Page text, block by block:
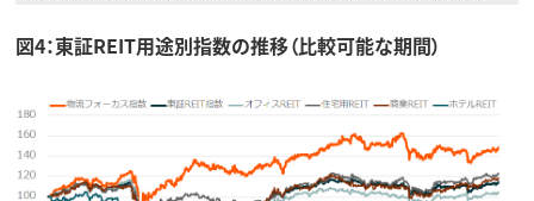
図4：東証REIT用途別指数の推移（比較可能な期間）